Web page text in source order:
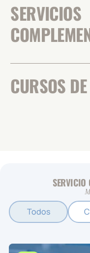
SERVICIOS
CURSOS
SERVICIO
Todos